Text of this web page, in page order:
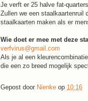
Je verft er 25 halve fat-
Zullen we een staalkaartenruil
staalkaarten maken als er
Wie doet er mee met deze
verfvirus@gmail.com
Als je al een
die een zo breed mogelijk
Gepost door Nienke op 10:16